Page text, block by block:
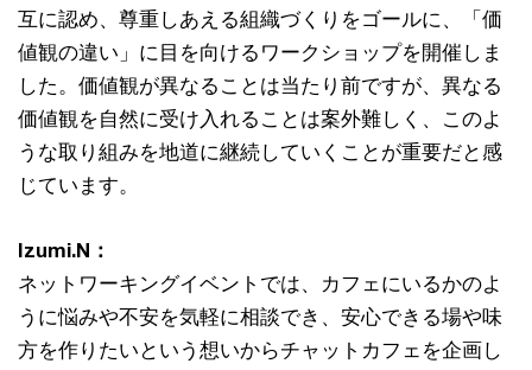
互に認め、尊重しあえる組織づくりをゴールに、「価
値観の違い」に目を向けるワークショップを開催しま
した。価値観が異なることは当たり前ですが、異なる
価値観を自然に受け入れることは案外難しく、このよ
うな取り組みを地道に継続していくことが重要だと感
じています。
Izumi.N：
ネットワーキングイベントでは、カフェにいるかのよ
うに悩みや不安を気軽に相談でき、安心できる場や味
方を作りたいという想いからチャットカフェを企画し